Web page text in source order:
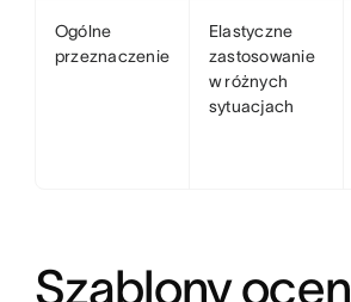
Ogólne
przeznaczenie
Elastyczne
zastosowanie
w różnych
sytuacjach
Szablony ocen